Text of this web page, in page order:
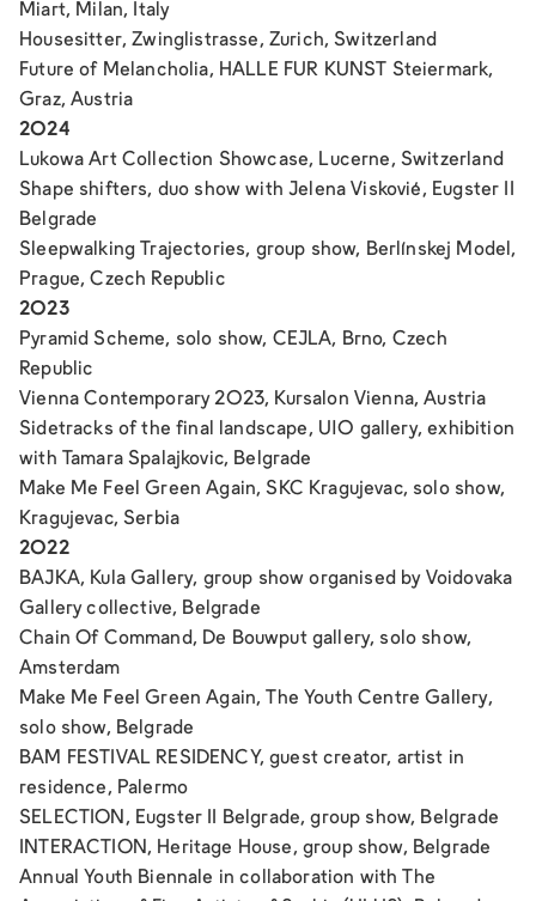
Miart, Milan, Italy
Housesitter, Zwinglistrasse, Zurich, Switzerland
Future of Melancholia, HALLE FUR KUNST Steiermark,
Graz, Austria
2024
Lukowa Art Collection Showcase, Lucerne, Switzerland
Shape shifters, duo show with Jelena Viskovié, Eugster II
Belgrade
Sleepwalking Trajectories, group show, Berlínskej Model,
Prague, Czech Republic
2023
Pyramid Scheme, solo show, CEJLA, Brno, Czech
Republic
Vienna Contemporary 2023, Kursalon Vienna, Austria
Sidetracks of the final landscape, U10 gallery, exhibition
with Tamara Spalajkovic, Belgrade
Make Me Feel Green Again, SKC Kragujevac, solo show,
Kragujevac, Serbia
2022
BAJKA, Kula Gallery, group show organised by Voidovaka
Gallery collective, Belgrade
Chain Of Command, De Bouwput gallery, solo show,
Amsterdam
Make Me Feel Green Again, The Youth Centre Gallery,
solo show, Belgrade
BAM FESTIVAL RESIDENCY, guest creator, artist in
residence, Palermo
SELECTION, Eugster II Belgrade, group show, Belgrade
INTERACTION , Heritage House, group show, Belgrade
Annual Youth Biennale in collaboration with The